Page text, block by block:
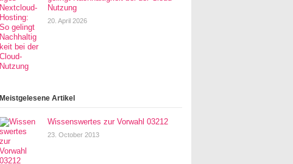
Nutzung
20. April 2026
Meistgelesene Artikel
Wissenswertes zur Vorwahl 03212
23. October 2013